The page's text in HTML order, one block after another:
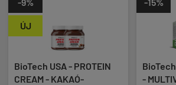
BioTech USA - ONE-A-DAY
- MULTIVITAMIN FOOD